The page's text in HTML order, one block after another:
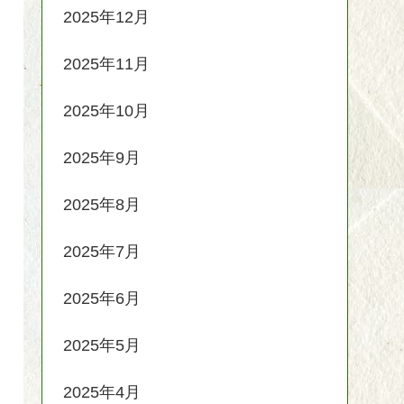
2025年12月
2025年11月
2025年10月
2025年9月
2025年8月
2025年7月
2025年6月
2025年5月
2025年4月